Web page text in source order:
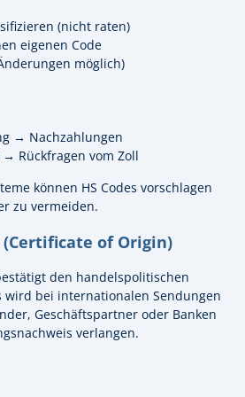
(nicht raten)
eigenen Code
möglich)
→ Nachzahlungen
Rückfragen vom Zoll
können HS Codes vorschlagen
zu vermeiden.
of Origin)
den handelspolitischen
wird bei internationalen Sendungen
Geschäftspartner oder Banken
verlangen.